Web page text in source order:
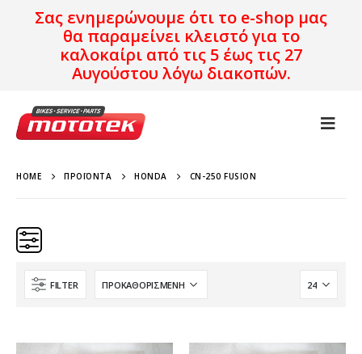
Σας ενημερώνουμε ότι το e-shop μας
θα παραμείνει κλειστό για το
καλοκαίρι από τις 5 έως τις 27
Αυγούστου λόγω διακοπών.
HOME ΠΡΟΪΌΝΤΑ HONDA CN-250 FUSION
Κατηγορίες
Προϊόν Προέλευση
FILTER